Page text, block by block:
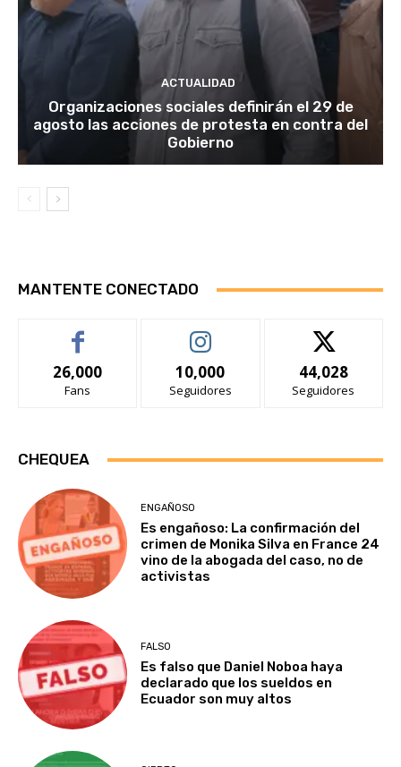
ACTUALIDAD
Organizaciones sociales definirán el 29 de
agosto las acciones de protesta en contra del
Gobierno
MANTENTE CONECTADO
26,000
Fans
10,000
Seguidores
44,028
Seguidores
CHEQUEA
ENGAÑOSO
Es engañoso: La confirmación del
crimen de Monika Silva en France 24
vino de la abogada del caso, no de
activistas
FALSO
Es falso que Daniel Noboa haya
declarado que los sueldos en
Ecuador son muy altos